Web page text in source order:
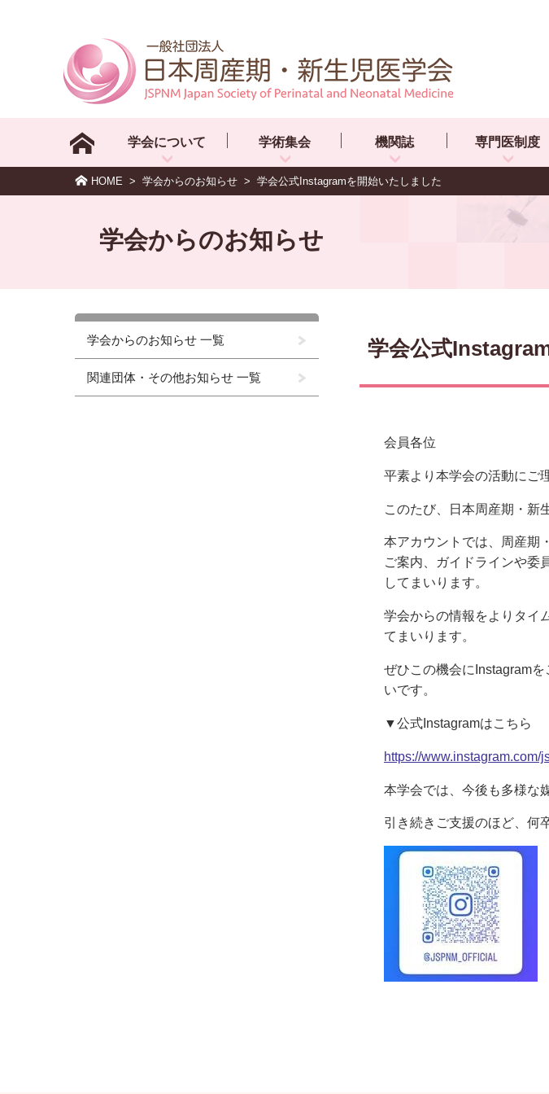
学会について 学術集会 機関誌 専門医制度
HOME > 学会からのお知らせ > 学会公式Instagramを開始いたしました
学会からのお知らせ
学会からのお知らせ 一覧
関連団体・その他お知らせ 一覧
学会公式
会員各位
平素より本学会の活動にご
このたび、日本周産期・新
本アカウントでは、周産期
ご案内、ガイドラインや委
してまいります。
学会からの情報をよりタイ
てまいります。
ぜひこの機会にInstagram
いです。
▼公式Instagramはこちら
https://
本学会では、今後も多様な
引き続きご支援のほど、何